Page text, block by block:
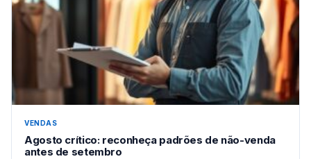
VENDAS
Agosto crítico: reconheça padrões de não-venda
antes de setembro